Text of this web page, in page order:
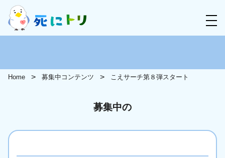
Home 募集中コンテンツ こえサーチ第８弾スタート
募集中の